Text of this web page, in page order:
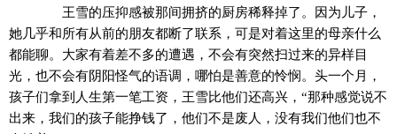
王雪的压抑感被那间拥挤的厨房稀释掉了。因为儿子，
她几乎和所有从前的朋友都断了联系，可是对着这里的母亲什么
都能聊。大家有着差不多的遭遇，不会有突然扫过来的异样目
光，也不会有阴阳怪气的语调，哪怕是善意的怜悯。头一个月，
孩子们拿到人生第一笔工资，王雪比他们还高兴，“那种感觉说不
出来，我们的孩子能挣钱了，他们不是废人，没有我们他们也不